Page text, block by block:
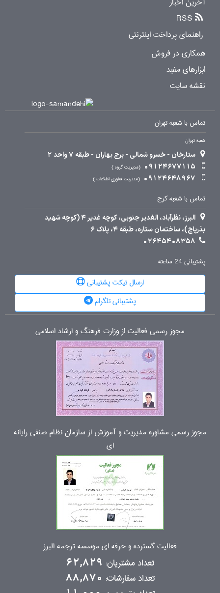
RSS
راهنمای پرداخت اینترنتی
همکاری در فروش
ابزارهای مفید
نقشه سایت
تماس با شعبه تهران
شعبه تهران
ستارخان - خسرو شمالی - برج بهاران - طبقه 7 واحد 2
09124677115
مدیریت گروه
09124648967 مدیریت فناوری اطلاعات
تماس با شعبه کرج
البرز، نظرآباد، الغدیر جنوبی، کوچه غدیر 4 (کوچه شهید
بذرپاچ)، ساختمان ستاره، طبقه 4، پلاک 6
02645408358
پشتیبانی 24 ساعته
ارسال تیکت پشتیبانی
پشتیبانی تلگرام
مجوز رسمی فعالیت از وزارت فرهنگ و ارشاد اسلامی
مجوز رسمی مشاوره مدیریت و آموزش از سازمان نظام صنفی رایانه
ای
فعالیت گسترده و حرفه ای موسسه ترجمه البرز
تعداد مشتریان: 62,829
تعداد سفارشات: 88,870